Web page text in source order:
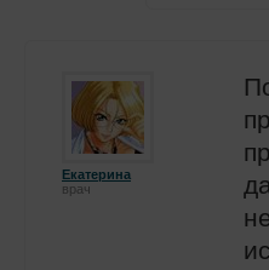
Екатерина
врач